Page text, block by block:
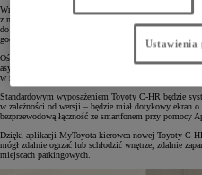
Wraz z nową Toyotą C-HR wprowadzono też – po raz
z możliwością personalizacji. 64 dostępne kolory
do ustawionej temperatury lub pory dnia.
godziną – od jasnych, porannych barw po spokojniejsze,
Oświetlenie to zostało także połączone z systemami
asystenta bezpiecznego wysiadania z pojazdu (SEA)
w razie próby otwarcia drzwi w sytuacji ryzyka kolizji z
Standardowym wyposażeniem Toyoty C-HR będzie
w zależności od wersji – będzie miał dotykowy ekran
bezprzewodową łączność ze smartfonem przy
Dzięki aplikacji MyToyota kierowca nowej Toyoty C-
mógł zdalnie ogrzać lub schłodzić wnętrze, zdalnie
miejscach parkingowych.
Ustawienia